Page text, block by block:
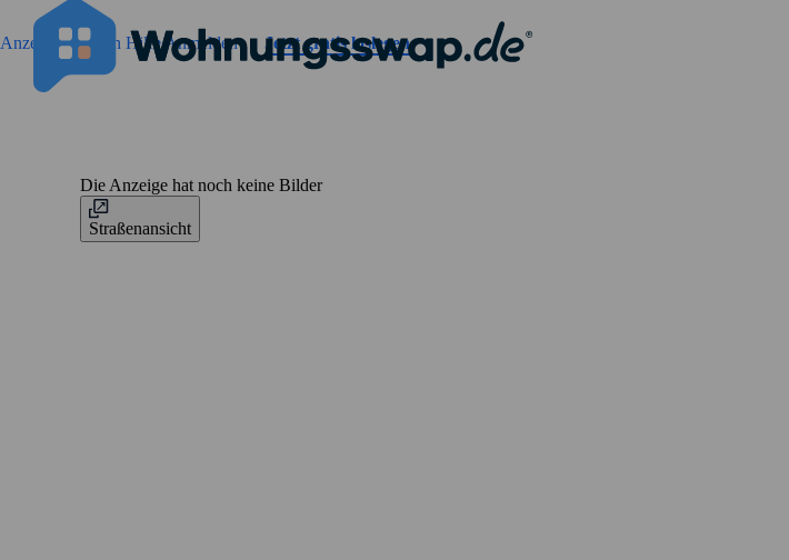
Geh zu der Seiteinhalt
Anzeigen suchen Hilfe Anmelden Jetzt gratis loslegen
Die Anzeige hat noch keine Bilder
Straßenansicht